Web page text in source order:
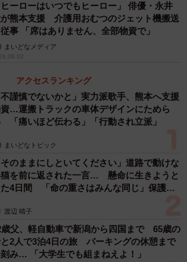
売する「きくや」。サイズ、ランク、金額がわか
イトで表示されている（呉服のきくやの公式サイ
以下海の子学園）」にメールで連絡しま
の投稿には「素敵なアイデア」「振り
希望の光をありがとう」「めちゃくち
まったら、手伝います」「しごはや
声が。
です。ずっと保管されていた着物なの
かるわけでもないし、動きやすかったで
役に立てるなら、という気持ちでし
ヒーローはいつでもヒーロー」 俳優・永井
熊本支援 介護用おむつのジェット機搬送
事 「席はありません、全部物資で」
まいどなメディア
アクセスランキング
不謹慎でないかと」実力派歌手、熊本へ支援
…運搬トラックの車体デザインにためら
「痛いほど伝わる」「行動され立派」
まいどなトピック
そのままにしといてください」道路で動けな
を前に返された一言… 懸命に生きようと
た4日間 「命の重さはみんな同じ」保護団
渡辺 晴子
歳父、軽自動車で新潟から四国まで 65歳の
2人で3泊4日の旅 パーキングの休憩まで
み… 「大学生でも組まねえよ！」